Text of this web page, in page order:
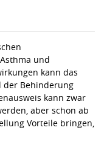
und
kann das
der Behinderung
kann zwar
aber schon ab
Vorteile bringen,